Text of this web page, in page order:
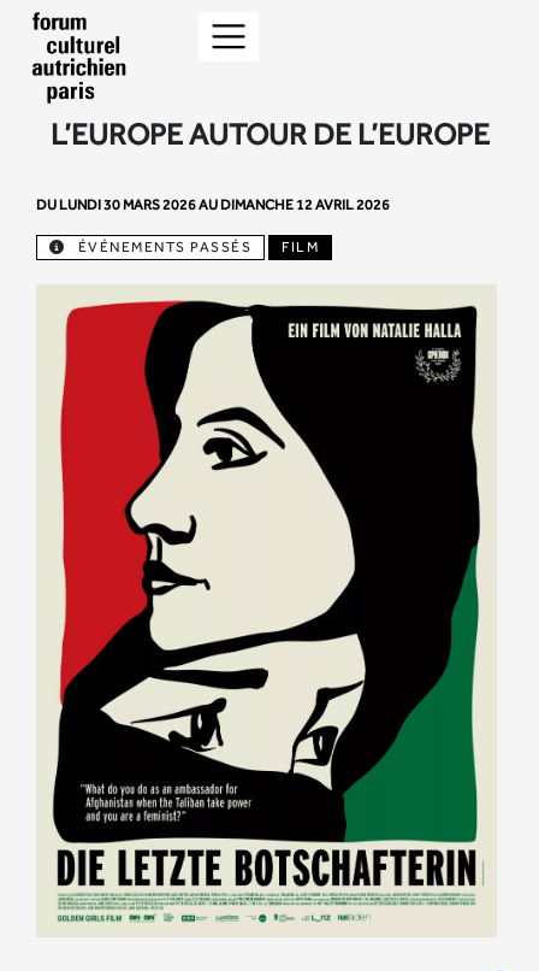
L’EUROPE AUTOUR DE L’EUROPE
DU LUNDI 30 MARS 2026 AU DIMANCHE 12 AVRIL 2026
ÉVÉNEMENTS PASSÉS FILM